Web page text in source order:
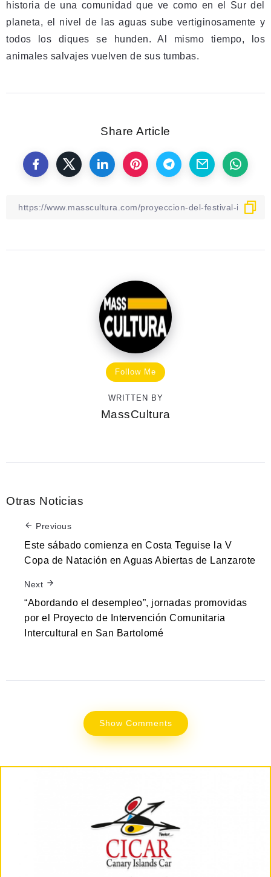
historia de una comunidad que ve como en el Sur del
planeta, el nivel de las aguas sube vertiginosamente y
todos los diques se hunden. Al mismo tiempo, los
animales salvajes vuelven de sus tumbas.
Share Article
Follow Me
WRITTEN BY
MassCultura
Otras Noticias
Previous
Este sábado comienza en Costa Teguise la V
Copa de Natación en Aguas Abiertas de Lanzarote
Next
“Abordando el desempleo”, jornadas promovidas
por el Proyecto de Intervención Comunitaria
Intercultural en San Bartolomé
Show Comments